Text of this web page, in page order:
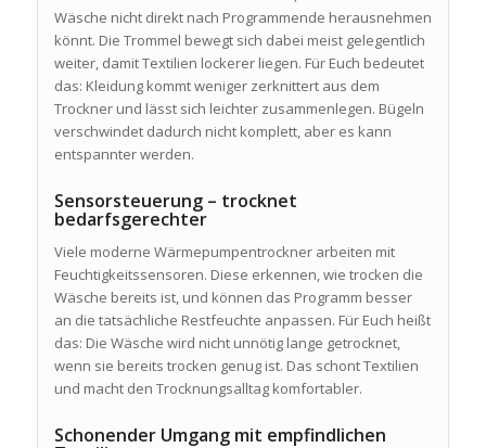
Wäsche nicht direkt nach Programmende herausnehmen
könnt. Die Trommel bewegt sich dabei meist gelegentlich
weiter, damit Textilien lockerer liegen. Für Euch bedeutet
das: Kleidung kommt weniger zerknittert aus dem
Trockner und lässt sich leichter zusammenlegen. Bügeln
verschwindet dadurch nicht komplett, aber es kann
entspannter werden.
Sensorsteuerung – trocknet
bedarfsgerechter
Viele moderne Wärmepumpentrockner arbeiten mit
Feuchtigkeitssensoren. Diese erkennen, wie trocken die
Wäsche bereits ist, und können das Programm besser
an die tatsächliche Restfeuchte anpassen. Für Euch heißt
das: Die Wäsche wird nicht unnötig lange getrocknet,
wenn sie bereits trocken genug ist. Das schont Textilien
und macht den Trocknungsalltag komfortabler.
Schonender Umgang mit empfindlichen